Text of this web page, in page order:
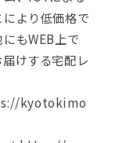
より低価格で
もWEB上で
けする宅配レ
kyotokimo